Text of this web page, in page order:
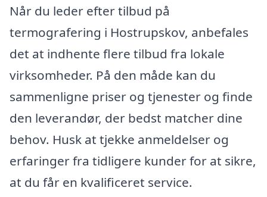
Når du leder efter tilbud på
termografering i Hostrupskov, anbefales
det at indhente flere tilbud fra lokale
virksomheder. På den måde kan du
sammenligne priser og tjenester og finde
den leverandør, der bedst matcher dine
behov. Husk at tjekke anmeldelser og
erfaringer fra tidligere kunder for at sikre,
at du får en kvalificeret service.